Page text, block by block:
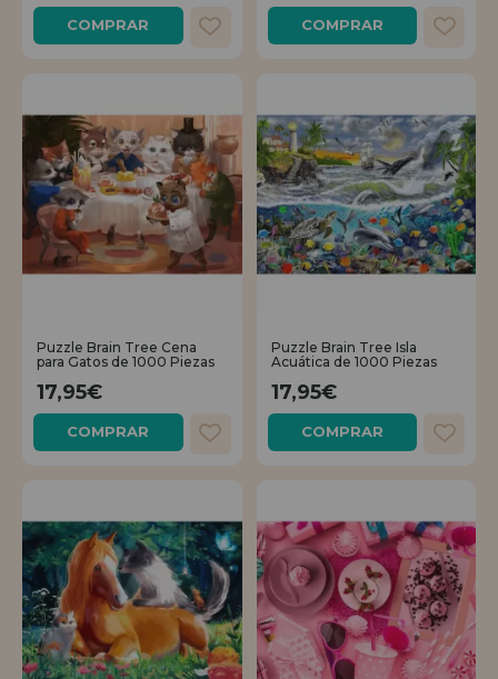
COMPRAR COMPRAR
Puzzle Brain Tree Cena
para Gatos de 1000 Piezas
17,95€
COMPRAR
Puzzle Brain Tree Isla
Acuática de 1000 Piezas
17,95€
COMPRAR